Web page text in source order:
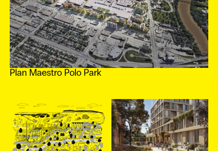
EN
Plan Maestro Polo Park